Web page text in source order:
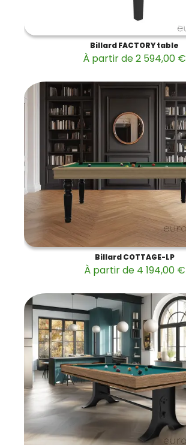
Billard FACTORY table
À partir de 2 594,00 €
Billard COTTAGE-LP
À partir de 4 194,00 €